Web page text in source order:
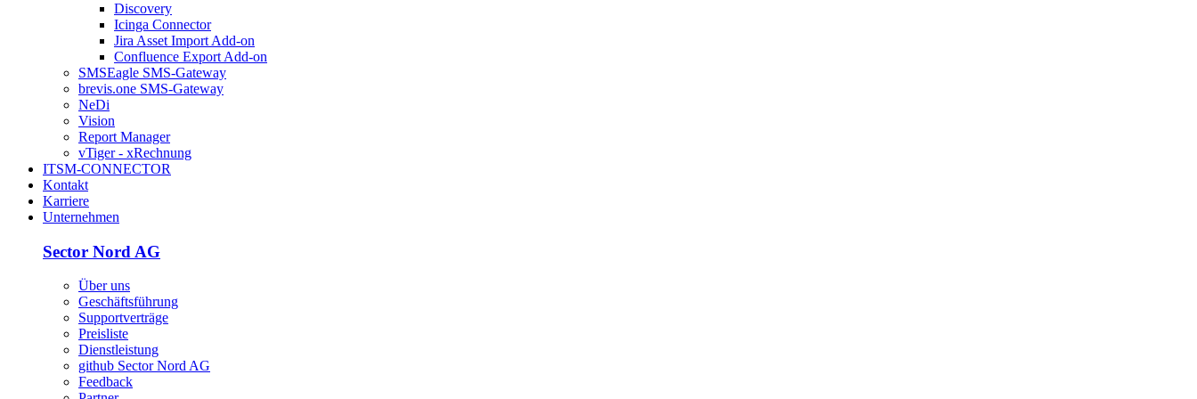
Discovery
Icinga Connector
Jira Asset Import Add-on
Confluence Export Add-on
SMSEagle SMS-Gateway
brevis.one SMS-Gateway
NeDi
Vision
Report Manager
vTiger - xRechnung
ITSM-CONNECTOR
Kontakt
Karriere
Unternehmen
Sector Nord AG
Über uns
Geschäftsführung
Supportverträge
Preisliste
Dienstleistung
github Sector Nord AG
Feedback